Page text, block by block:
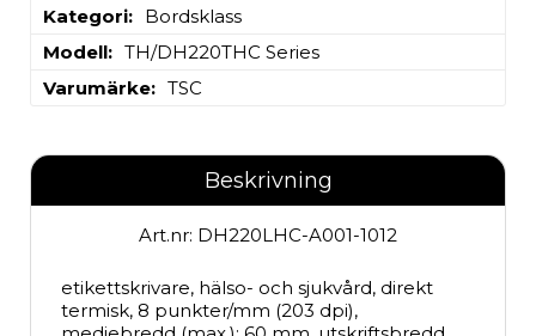
Kategori
Bordsklass
Modell
TH/DH220THC Series
Varumärke
TSC
Beskrivning
Art.nr: DH220LHC-A001-1012
etikettskrivare, hälso- och sjukvård, direkt
termisk, 8 punkter/mm (203 dpi),